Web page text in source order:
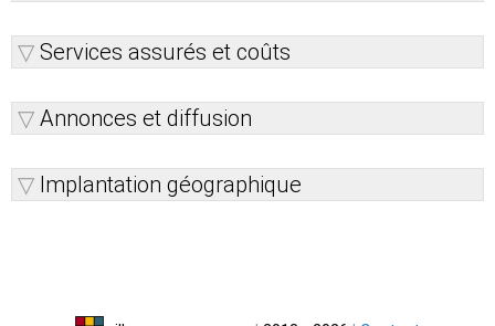
Services assurés et coûts
Annonces et diffusion
Implantation géographique